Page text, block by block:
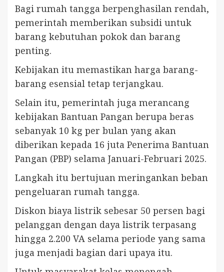
Bagi rumah tangga berpenghasilan rendah,
pemerintah memberikan subsidi untuk
barang kebutuhan pokok dan barang
penting.
Kebijakan itu memastikan harga barang-
barang esensial tetap terjangkau.
Selain itu, pemerintah juga merancang
kebijakan Bantuan Pangan berupa beras
sebanyak 10 kg per bulan yang akan
diberikan kepada 16 juta Penerima Bantuan
Pangan (PBP) selama Januari-Februari 2025.
Langkah itu bertujuan meringankan beban
pengeluaran rumah tangga.
Diskon biaya listrik sebesar 50 persen bagi
pelanggan dengan daya listrik terpasang
hingga 2.200 VA selama periode yang sama
juga menjadi bagian dari upaya itu.